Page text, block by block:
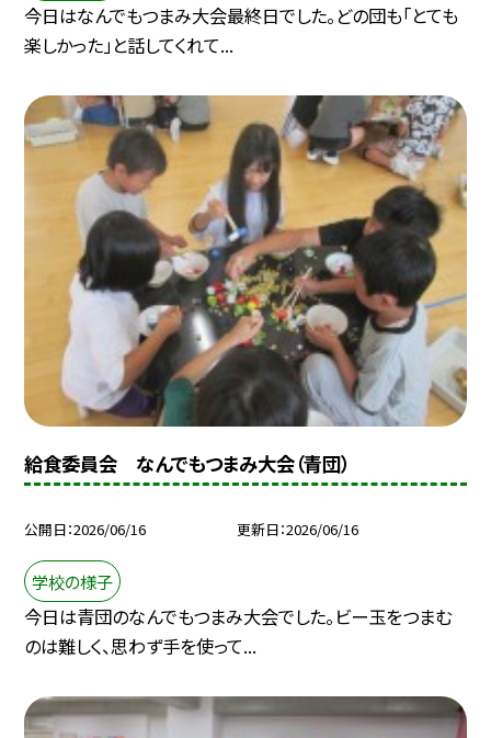
今日はなんでもつまみ大会最終日でした。どの団も「とても
楽しかった」と話してくれて...
給食委員会 なんでもつまみ大会（青団）
公開日 2026/06/16 更新日 2026/06/16
学校の様子
今日は青団のなんでもつまみ大会でした。ビー玉をつまむ
のは難しく、思わず手を使って...